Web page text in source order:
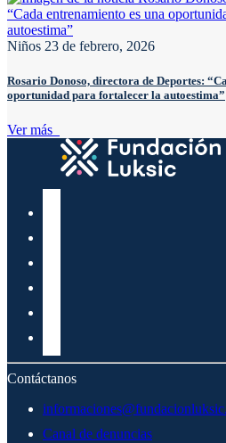
Niños 23 de febrero, 2026
Rosario Donoso, directora de Deportes:
oportunidad para fortalecer la autoestima”
Ver más
Contáctanos
Canal de denuncias